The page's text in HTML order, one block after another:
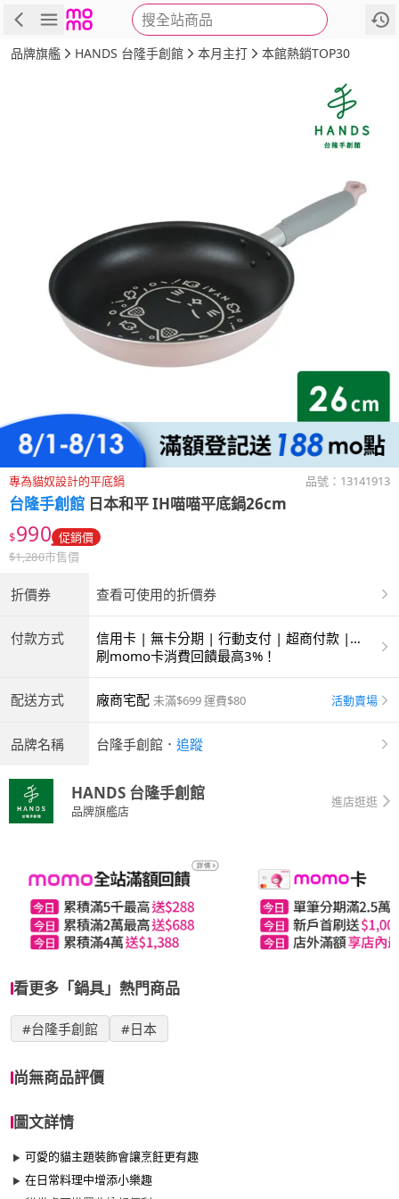
搜全站商品
商品 評價 詳情
品牌旗艦 HANDS 台隆手創館 本月主打 本館熱銷TOP30
專為貓奴設計的平底鍋 品號： 13141913
台隆手創館 日本和平 IH喵喵平底鍋26cm
$990 促銷價
$1,280市售價
折價券 查看可使用的折價券
付款方式
信用卡 | 無卡分期 | 行動支付 | 超商付款 |
ATM | 銀聯卡
刷momo卡消費回饋最高3%！
配送方式 廠商宅配 未滿$699 運費$80 活動賣場
品牌名稱 台隆手創館 ． 追蹤
HANDS 台隆手創館
品牌旗艦店
進店逛逛
看更多「鍋具」熱門商品
#台隆手創館 #日本
尚無商品評價
圖文詳情
可愛的貓主題裝飾會讓烹飪更有趣
在日常料理中增添小樂趣